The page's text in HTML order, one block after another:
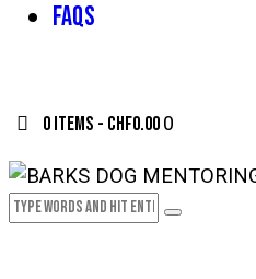
FAQS
0 items - CHF0.00 0